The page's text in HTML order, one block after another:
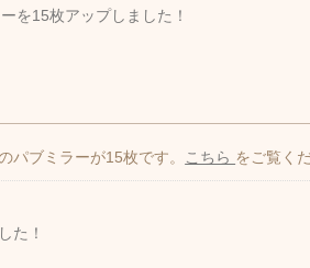
を15枚アップしました！
パブミラーが15枚です。 こちら をご覧く
た！